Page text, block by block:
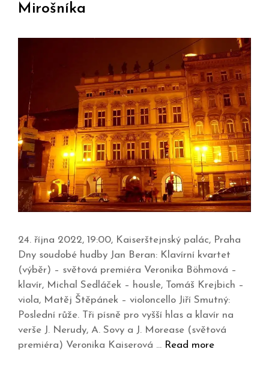
Mirošníka
24. října 2022, 19:00, Kaiserštejnský palác, Praha
Dny soudobé hudby Jan Beran: Klavírní kvartet
(výběr) – světová premiéra Veronika Böhmová –
klavír, Michal Sedláček – housle, Tomáš Krejbich –
viola, Matěj Štěpánek – violoncello Jiří Smutný:
Poslední růže. Tři písně pro vyšší hlas a klavír na
verše J. Nerudy, A. Sovy a J. Morease (světová
premiéra) Veronika Kaiserová … Read more